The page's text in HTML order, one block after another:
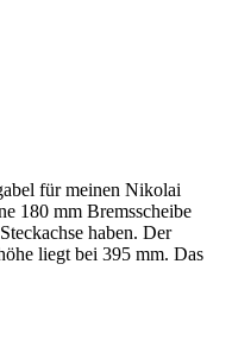
für meinen Nikolai
180 mm Bremsscheibe
haben. Der
liegt bei 395 mm. Das